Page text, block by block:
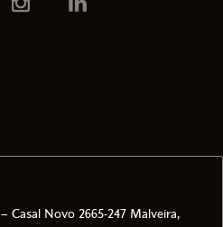
Casal Novo 2665-247 Malveira,